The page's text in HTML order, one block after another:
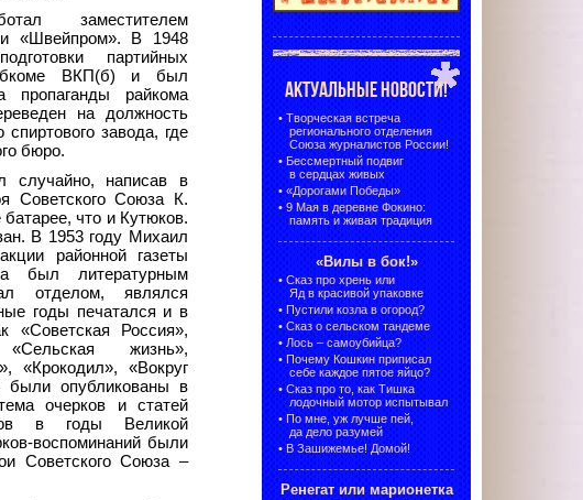
заместителем
«Швейпром». В 1948
партийных
ВКП(б) и был
пропаганды райкома
на должность
завода, где
бюро.
случайно, написав в
Советского Союза К.
что и Кутюков.
В 1953 году Михаил
районной газеты
был литературным
отделом, являлся
годы печатался и в
«Советская Россия»,
жизнь»,
«Крокодил», «Вокруг
были опубликованы в
очерков и статей
в годы Великой
воспоминаний были
Советского Союза –
АКТУАЛЬНЫЕ НОВОСТИ!
• Творческая встреча
регионального отделения
Союза журналистов России!
• Бессмертный подвиг
в сердцах живых
• «Дорогами Победы»
• 9 Мая в деревне Фокино:
память и живая традиция
«Вилы в бок!»
• Сказ про хрень или
Яд в красивой упаковке
• Пустили козла в огород?
• Сказ о сельском тандеме
• Лось – самоубийца?
• Почему Кошкин приписал
себе каждое пятое яйцо?
• Сказ про то, как Тишка
лодочный мотор испытывал
• По мне, уж лучше пей,
да дело разумей
• В Зашижемье! Домой!
Ренегат или марионетка